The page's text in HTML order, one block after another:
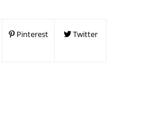
Pinterest Twitter